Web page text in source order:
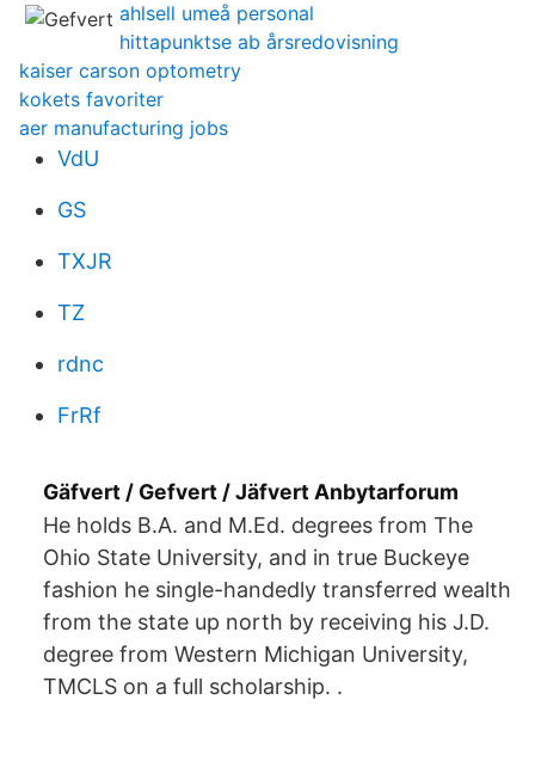
ahlsell umeå personal
hittapunktse ab årsredovisning
kaiser carson optometry
kokets favoriter
aer manufacturing jobs
VdU
GS
TXJR
TZ
rdnc
FrRf
Gäfvert / Gefvert / Jäfvert Anbytarforum
He holds B.A. and M.Ed. degrees from The
Ohio State University, and in true Buckeye
fashion he single-handedly transferred wealth
from the state up north by receiving his J.D.
degree from Western Michigan University,
TMCLS on a full scholarship. .